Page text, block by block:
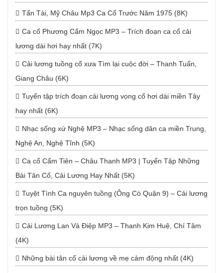
Tấn Tài, Mỹ Châu Mp3 Ca Cổ Trước Năm 1975 (8K)
Ca cổ Phương Cẩm Ngọc MP3 – Trích đoạn ca cổ cải
lương dài hơi hay nhất (7K)
Cải lương tuồng cổ xưa Tìm lại cuộc đời – Thanh Tuấn,
Giang Châu (6K)
Tuyển tập trích đoạn cải lương vọng cổ hơi dài miền Tây
hay nhất (6K)
Nhạc sống xứ Nghệ MP3 – Nhạc sống dân ca miền Trung,
Nghệ An, Nghệ Tĩnh (5K)
Ca cổ Cẩm Tiên – Châu Thanh MP3 | Tuyển Tập Những
Bài Tân Cổ, Cải Lương Hay Nhất (5K)
Tuyệt Tình Ca nguyên tuồng (Ông Cò Quận 9) – Cải lương
trọn tuồng (5K)
Cải Lương Lan Và Điệp MP3 – Thanh Kim Huệ, Chí Tâm
(4K)
Những bài tân cổ cải lương về mẹ cảm động nhất (4K)